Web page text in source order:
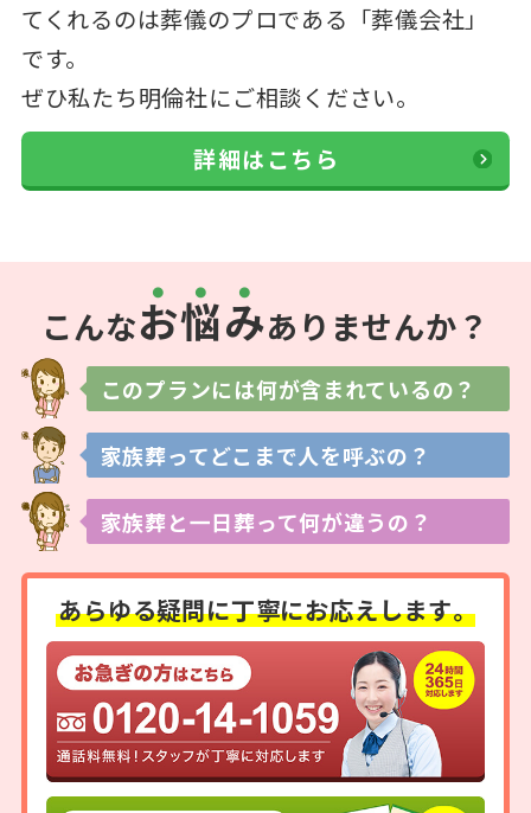
てくれるのは葬儀のプロである「葬儀会社」
です。
ぜひ私たち明倫社にご相談ください。
詳細はこちら
こんなお悩みありませんか？
このプランには何が含まれているの？
家族葬ってどこまで人を呼ぶの？
家族葬と一日葬って何が違うの？
あらゆる疑問に丁寧にお応えします。